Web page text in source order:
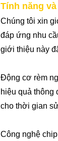
Tính năng
Chúng tôi xin
đáp ứng nhu
giới thiệu này
Động cơ rèm
hiệu quả thông
cho thời gian
Công nghệ